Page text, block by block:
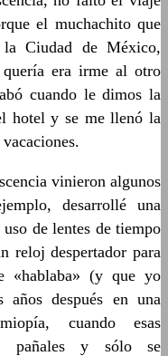
el muchachito que
Ciudad de México,
era irme al otro
cuando le dimos la
hotel y se me llenó la
vinieron algunos
desarrollé una
de lentes de tiempo
reloj despertador para
«hablaba» (y que yo
después en una
cuando esas
pañales y sólo se